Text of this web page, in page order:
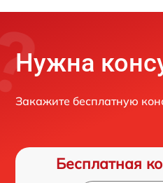
Нужна
Закажите бесплатную
Бесплатная